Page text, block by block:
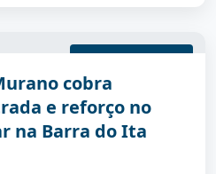
06/05/2026 09:33:00
cobra
e reforço no
na Barra do Ita